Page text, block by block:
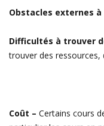
Obstacles externes à
Difficultés à trouver
trouver des
Coût – Certains cours